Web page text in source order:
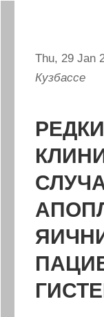
Thu, 29 Jan
Кузбассе